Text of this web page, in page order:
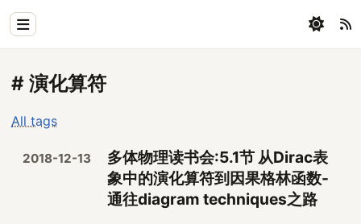
Home
# 演化算符
All tags
2018-12-13
多体物理读书会:5.1节 从Dirac表
象中的演化算符到因果格林函数-
通往diagram techniques之路